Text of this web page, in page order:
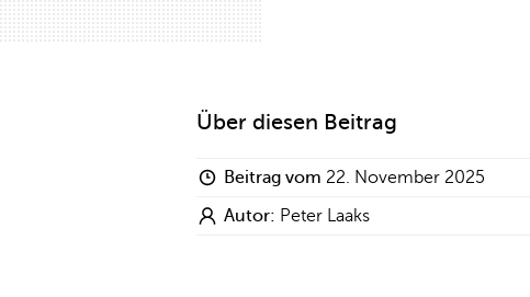
Über diesen Beitrag
Beitrag vom 22. November 2025
Autor: Peter Laaks